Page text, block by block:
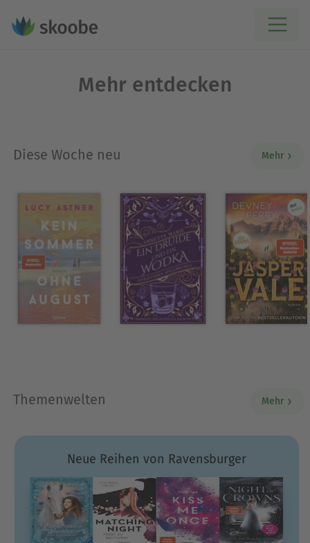
Mehr entdecken
Diese Woche neu Mehr
Themenwelten Mehr
Neue Reihen von Ravensburger